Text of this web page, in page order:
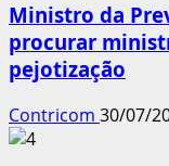
Ministro da
procurar
pejotização
Contricom 30/07/